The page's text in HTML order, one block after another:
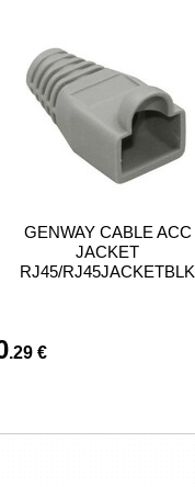
GENWAY CABLE ACC
JACKET
RJ45/RJ45JACKETBLK
.29 €